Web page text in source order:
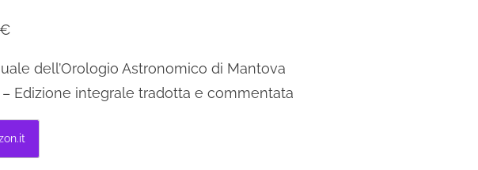
€
dell’Orologio Astronomico di Mantova
– Edizione integrale tradotta e commentata